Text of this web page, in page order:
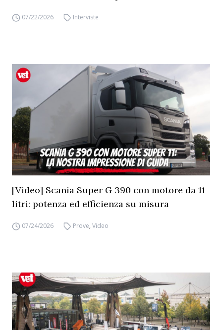
07/22/2026 Interviste
[Video] Scania Super G 390 con motore da 11
litri: potenza ed efficienza su misura
07/24/2026 Prove,Video